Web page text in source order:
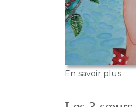
En savoir plussur